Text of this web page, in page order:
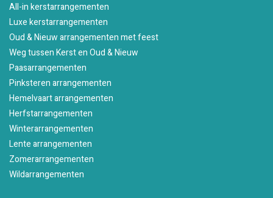
All-in kerstarrangementen
Luxe kerstarrangementen
Oud & Nieuw arrangementen met feest
Weg tussen Kerst en Oud & Nieuw
Paasarrangementen
Pinksteren arrangementen
Hemelvaart arrangementen
Herfstarrangementen
Winterarrangementen
Lente arrangementen
Zomerarrangementen
Wildarrangementen